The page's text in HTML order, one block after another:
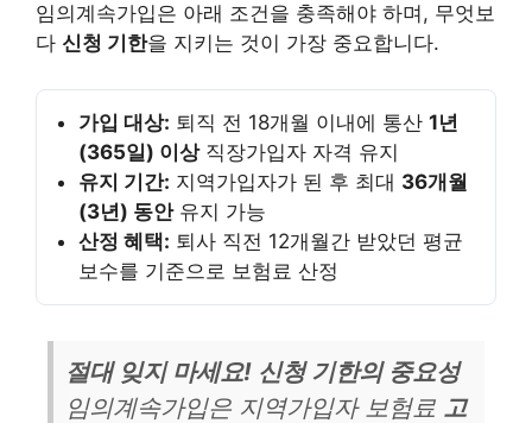
임의계속가입은 아래 조건을 충족해야 하며, 무엇보
다 신청 기한을 지키는 것이 가장 중요합니다.
가입 대상: 퇴직 전 18개월 이내에 통산 1년
(365일) 이상직장가입자 자격 유지
유지 기간: 지역가입자가 된 후 최대 36개월
(3년) 동안유지 가능
산정 혜택: 퇴사 직전 12개월간 받았던 평균
보수를 기준으로 보험료 산정
절대 잊지 마세요! 신청 기한의 중요성
임의계속가입은 지역가입자 보험료 고